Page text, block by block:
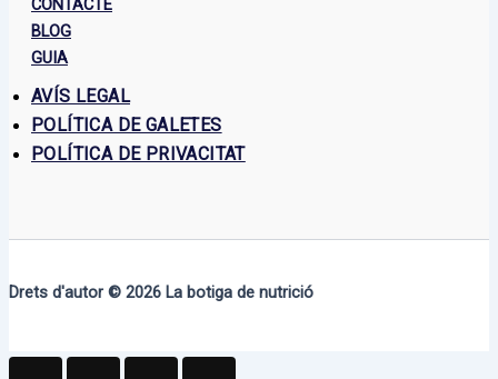
CONTACTE
BLOG
GUIA
AVÍS LEGAL
POLÍTICA DE GALETES
POLÍTICA DE PRIVACITAT
Drets d'autor © 2026 La botiga de nutrició